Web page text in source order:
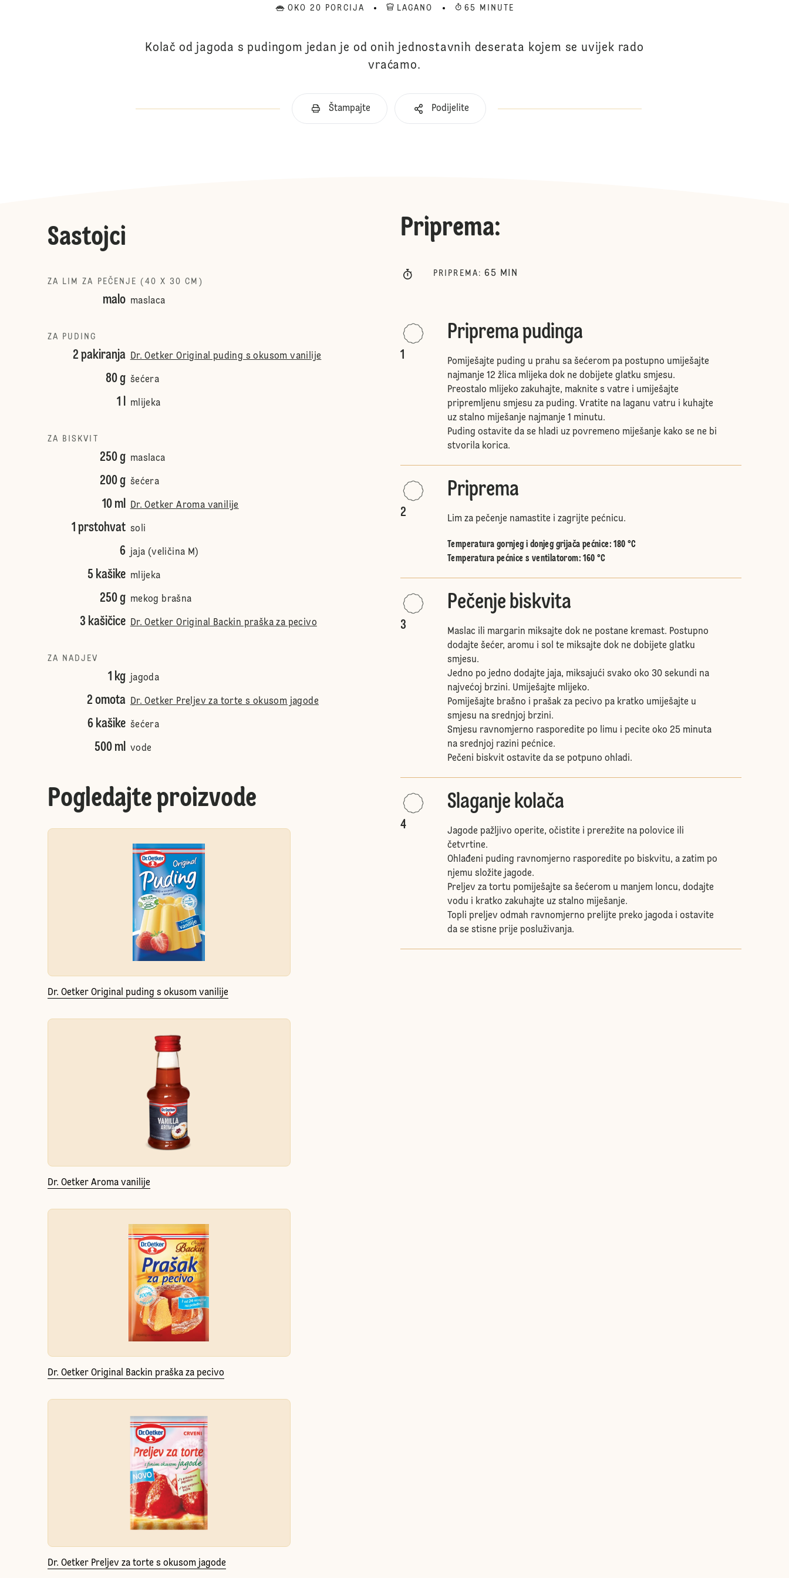
OKO 20 PORCIJA LAGANO 65 MINUTE
Kolač od jagoda s pudingom jedan je od onih jednostavnih deserata kojem se uvijek rado
vraćamo.
Štampajte Podijelite
Sastojci
ZA LIM ZA PEČENJE (40 X 30 CM)
malo maslaca
ZA PUDING
2 pakiranja Dr. Oetker Original puding s okusom vanilije
80 g šećera
1 l mlijeka
ZA BISKVIT
250 g maslaca
200 g šećera
10 ml Dr. Oetker Aroma vanilije
1 prstohvat soli
6 jaja (veličina M)
5 kašike mlijeka
250 g mekog brašna
3 kašičice Dr. Oetker Original Backin praška za pecivo
ZA NADJEV
1 kg jagoda
2 omota Dr. Oetker Preljev za torte s okusom jagode
6 kašike šećera
500 ml vode
Pogledajte proizvode
Dr. Oetker Original puding s okusom vanilije
Dr. Oetker Aroma vanilije
Dr. Oetker Original Backin praška za pecivo
Dr. Oetker Preljev za torte s okusom jagode
Priprema:
PRIPREMA : 65 MIN
1
Priprema pudinga
Pomiješajte puding u prahu sa šećerom pa postupno umiješajte
najmanje 12 žlica mlijeka dok ne dobijete glatku smjesu.
Preostalo mlijeko zakuhajte, maknite s vatre i umiješajte
pripremljenu smjesu za puding. Vratite na laganu vatru i kuhajte
uz stalno miješanje najmanje 1 minutu.
Puding ostavite da se hladi uz povremeno miješanje kako se ne bi
stvorila korica.
2
Priprema
Lim za pečenje namastite i zagrijte pećnicu.
Temperatura gornjeg i donjeg grijača pećnice: 180 °C
Temperatura pećnice s ventilatorom: 160 °C
3
Pečenje biskvita
Maslac ili margarin miksajte dok ne postane kremast. Postupno
dodajte šećer, aromu i sol te miksajte dok ne dobijete glatku
smjesu.
Jedno po jedno dodajte jaja, miksajući svako oko 30 sekundi na
najvećoj brzini. Umiješajte mlijeko.
Pomiješajte brašno i prašak za pecivo pa kratko umiješajte u
smjesu na srednjoj brzini.
Smjesu ravnomjerno rasporedite po limu i pecite oko 25 minuta
na srednjoj razini pećnice.
Pečeni biskvit ostavite da se potpuno ohladi.
4
Slaganje kolača
Jagode pažljivo operite, očistite i prerežite na polovice ili
četvrtine.
Ohlađeni puding ravnomjerno rasporedite po biskvitu, a zatim po
njemu složite jagode.
Preljev za tortu pomiješajte sa šećerom u manjem loncu, dodajte
vodu i kratko zakuhajte uz stalno miješanje.
Topli preljev odmah ravnomjerno prelijte preko jagoda i ostavite
da se stisne prije posluživanja.